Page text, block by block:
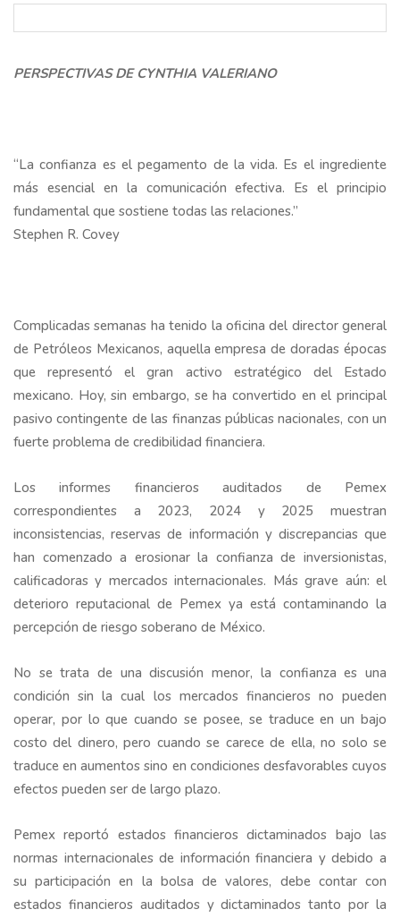
PERSPECTIVAS DE CYNTHIA VALERIANO
“La confianza es el pegamento de la vida. Es el ingrediente
más esencial en la comunicación efectiva. Es el principio
fundamental que sostiene todas las relaciones.”
Stephen R. Covey
Complicadas semanas ha tenido la oficina del director general
de Petróleos Mexicanos, aquella empresa de doradas épocas
que representó el gran activo estratégico del Estado
mexicano. Hoy, sin embargo, se ha convertido en el principal
pasivo contingente de las finanzas públicas nacionales, con un
fuerte problema de credibilidad financiera.
Los informes financieros auditados de Pemex
correspondientes a 2023, 2024 y 2025 muestran
inconsistencias, reservas de información y discrepancias que
han comenzado a erosionar la confianza de inversionistas,
calificadoras y mercados internacionales. Más grave aún: el
deterioro reputacional de Pemex ya está contaminando la
percepción de riesgo soberano de México.
No se trata de una discusión menor, la confianza es una
condición sin la cual los mercados financieros no pueden
operar, por lo que cuando se posee, se traduce en un bajo
costo del dinero, pero cuando se carece de ella, no solo se
traduce en aumentos sino en condiciones desfavorables cuyos
efectos pueden ser de largo plazo.
Pemex reportó estados financieros dictaminados bajo las
normas internacionales de información financiera y debido a
su participación en la bolsa de valores, debe contar con
estados financieros auditados y dictaminados tanto por la